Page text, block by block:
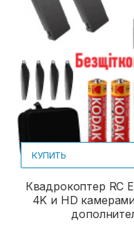
КУПИТЬ
Квадрокоптер RC
4K и HD